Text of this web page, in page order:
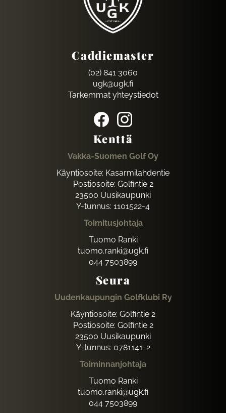
Caddiemaster
(02) 841 3060
ugk@ugk.fi
Tarkemmat yhteystiedot
Kenttä
Vakka-Suomen Golf Oy
Käyntiosoite: Kasarmilahdentie
Postiosoite: Golfintie 2
23500 Uusikaupunki
Y-tunnus: 1101522-4
Toimitusjohtaja
Tuomo Ranki
tuomo.ranki@ugk.fi
044 7503899
Seura
Uudenkaupungin Golfklubi Ry
Käyntiosoite: Golfintie 2
Postiosoite: Golfintie 2
23500 Uusikaupunki
Y-tunnus: 0781141-2
Toiminnanjohtaja
Tuomo Ranki
tuomo.ranki@ugk.fi
044 7503899